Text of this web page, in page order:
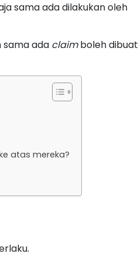
sama ada dilakukan oleh
sama ada claimboleh dibuat
atas mereka?